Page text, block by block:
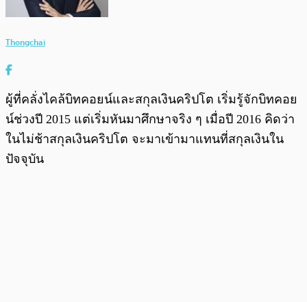
Thongchai
ผู้ที่คลั่งไคล้บิทคอยน์และสกุลเงินคริปโต เริ่มรู้จักบิทคอย
น์ช่วงปี 2015 แต่เริ่มหันมาศึกษาจริง ๆ เมื่อปี 2016 คิดว่า
ในไม่ช้าสกุลเงินคริปโต จะมาเข้ามาแทนที่สกุลเงินใน
ปัจจุบัน